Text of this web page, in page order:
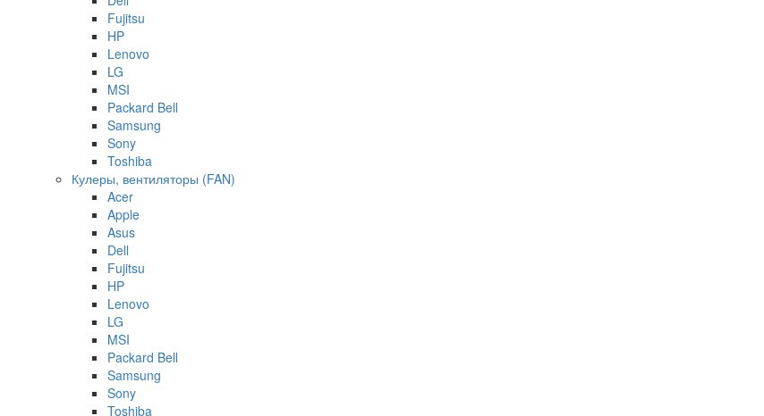
Fujitsu
HP
Lenovo
LG
MSI
Packard Bell
Samsung
Sony
Toshiba
Кулеры, вентиляторы (FAN)
Acer
Apple
Asus
Dell
Fujitsu
HP
Lenovo
LG
MSI
Packard Bell
Samsung
Sony
Toshiba